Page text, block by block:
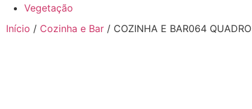
Vegetação
Início / Cozinha e Bar / COZINHA E BAR064 QUADRO